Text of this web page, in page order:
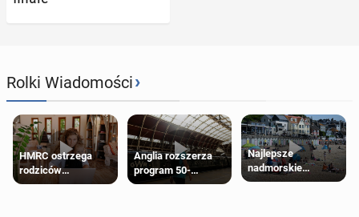
Rolki Wiadomości›
HMRC ostrzega
rodziców
pobierających Child
Anglia rozszerza
program 50-
procentowych
Najlepsze
nadmorskie
miasteczko blisko